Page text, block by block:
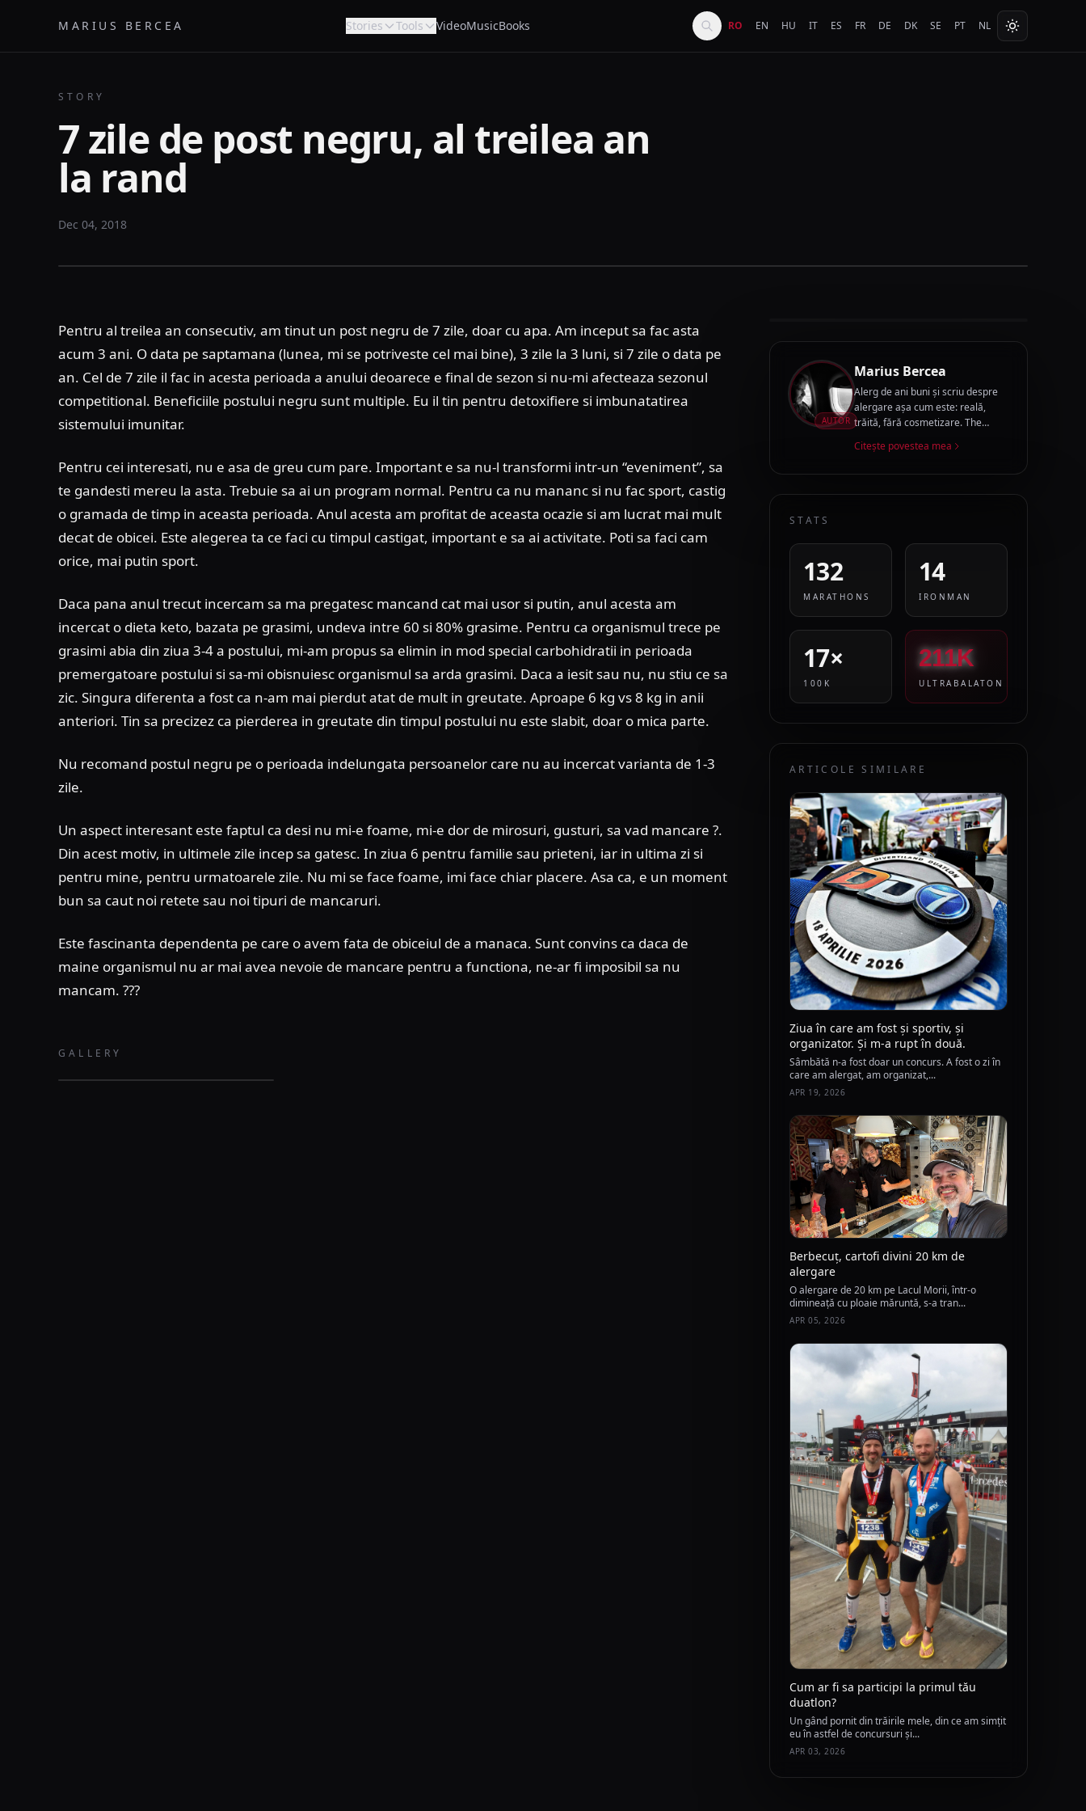
MARIUS BERCEA Stories Tools VideoMusicBooks RO EN HU IT ES FR DE DK SE PT NL
STORY
7 zile de post negru, al treilea an
la rand
Dec 04, 2018
Pentru al treilea an consecutiv, am tinut un post negru de 7 zile, doar cu apa. Am inceput sa fac asta
acum 3 ani. O data pe saptamana (lunea, mi se potriveste cel mai bine), 3 zile la 3 luni, si 7 zile o data pe
an. Cel de 7 zile il fac in acesta perioada a anului deoarece e final de sezon si nu-mi afecteaza sezonul
competitional. Beneficiile postului negru sunt multiple. Eu il tin pentru detoxifiere si imbunatatirea
sistemului imunitar.
Pentru cei interesati, nu e asa de greu cum pare. Important e sa nu-l transformi intr-un “eveniment”, sa
te gandesti mereu la asta. Trebuie sa ai un program normal. Pentru ca nu mananc si nu fac sport, castig
o gramada de timp in aceasta perioada. Anul acesta am profitat de aceasta ocazie si am lucrat mai mult
decat de obicei. Este alegerea ta ce faci cu timpul castigat, important e sa ai activitate. Poti sa faci cam
orice, mai putin sport.
Daca pana anul trecut incercam sa ma pregatesc mancand cat mai usor si putin, anul acesta am
incercat o dieta keto, bazata pe grasimi, undeva intre 60 si 80% grasime. Pentru ca organismul trece pe
grasimi abia din ziua 3-4 a postului, mi-am propus sa elimin in mod special carbohidratii in perioada
premergatoare postului si sa-mi obisnuiesc organismul sa arda grasimi. Daca a iesit sau nu, nu stiu ce sa
zic. Singura diferenta a fost ca n-am mai pierdut atat de mult in greutate. Aproape 6 kg vs 8 kg in anii
anteriori. Tin sa precizez ca pierderea in greutate din timpul postului nu este slabit, doar o mica parte.
Nu recomand postul negru pe o perioada indelungata persoanelor care nu au incercat varianta de 1-3
zile.
Un aspect interesant este faptul ca desi nu mi-e foame, mi-e dor de mirosuri, gusturi, sa vad mancare ?.
Din acest motiv, in ultimele zile incep sa gatesc. In ziua 6 pentru familie sau prieteni, iar in ultima zi si
pentru mine, pentru urmatoarele zile. Nu mi se face foame, imi face chiar placere. Asa ca, e un moment
bun sa caut noi retete sau noi tipuri de mancaruri.
Este fascinanta dependenta pe care o avem fata de obiceiul de a manaca. Sunt convins ca daca de
maine organismul nu ar mai avea nevoie de mancare pentru a functiona, ne-ar fi imposibil sa nu
mancam. ???
GALLERY
AUTOR
Marius Bercea
Alerg de ani buni și scriu despre
alergare așa cum este: reală,
trăită, fără cosmetizare. The
acestui drum.
Citește povestea mea
STATS
132
MARATHONS
14
IRONMAN
17×
100K
211K
ULTRABALATON
ARTICOLE SIMILARE
Ziua în care am fost și sportiv, și
organizator. Și m-a rupt în două.
Sâmbătă n-a fost doar un concurs. A fost o zi în
care am alergat, am organizat,...
APR 19, 2026
Berbecuț, cartofi divini 20 km de
alergare
O alergare de 20 km pe Lacul Morii, într-o
dimineață cu ploaie măruntă, s-a tran...
APR 05, 2026
Cum ar fi sa participi la primul tău
duatlon?
Un gând pornit din trăirile mele, din ce am simțit
eu în astfel de concursuri și...
APR 03, 2026